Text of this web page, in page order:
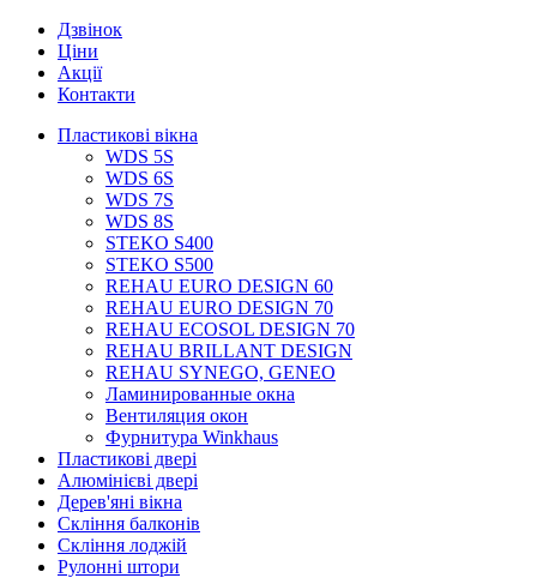
Дзвінок
Ціни
Акції
Контакти
Пластикові вікна
WDS 5S
WDS 6S
WDS 7S
WDS 8S
STEKO S400
STEKO S500
REHAU EURO DESIGN 60
REHAU EURO DESIGN 70
REHAU ECOSOL DESIGN 70
REHAU BRILLANT DESIGN
REHAU SYNEGO, GENEO
Ламинированные окна
Вентиляция окон
Фурнитура Winkhaus
Пластикові двері
Алюмінієві двері
Дерев'яні вікна
Скління балконів
Скління лоджій
Рулонні штори